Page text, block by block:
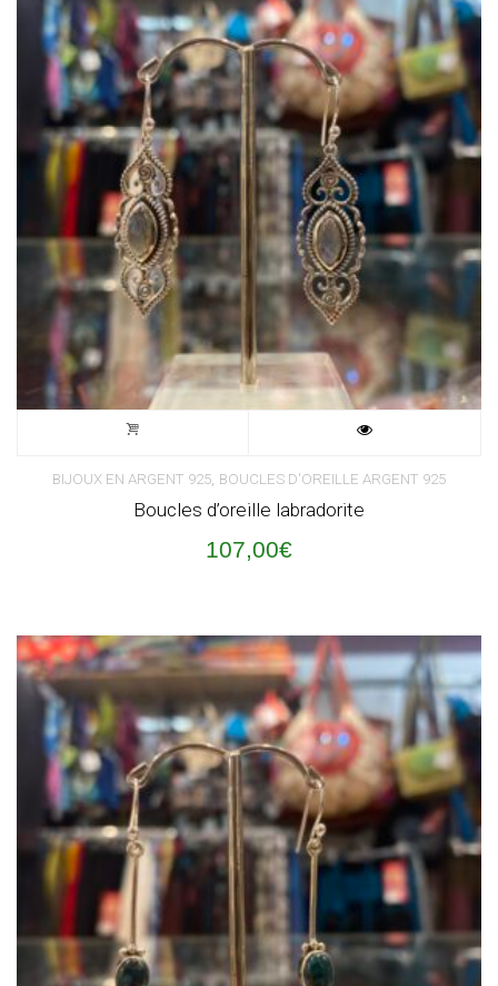
BIJOUX EN ARGENT 925, BOUCLES D'OREILLE ARGENT 925
Boucles d’oreille labradorite
107,00€